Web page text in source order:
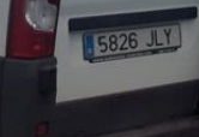
Client:Mairie de
Secteur d’activité:
Activité: